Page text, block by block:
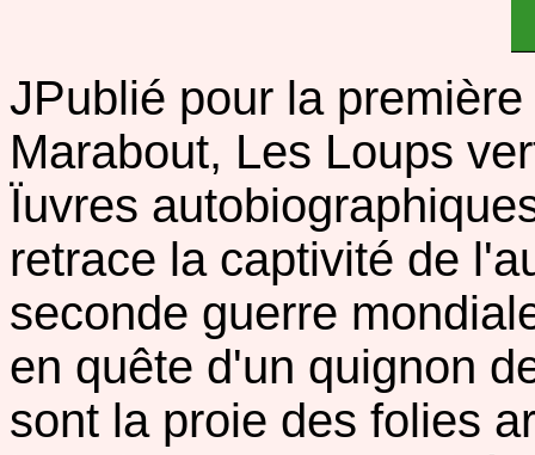
JPublié pour la
Marabout, Les Loups
Ïuvres
retrace la captivité de
seconde guerre
en quête d'un quignon
sont la proie des folies